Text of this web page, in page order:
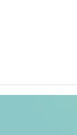
por la
cuando